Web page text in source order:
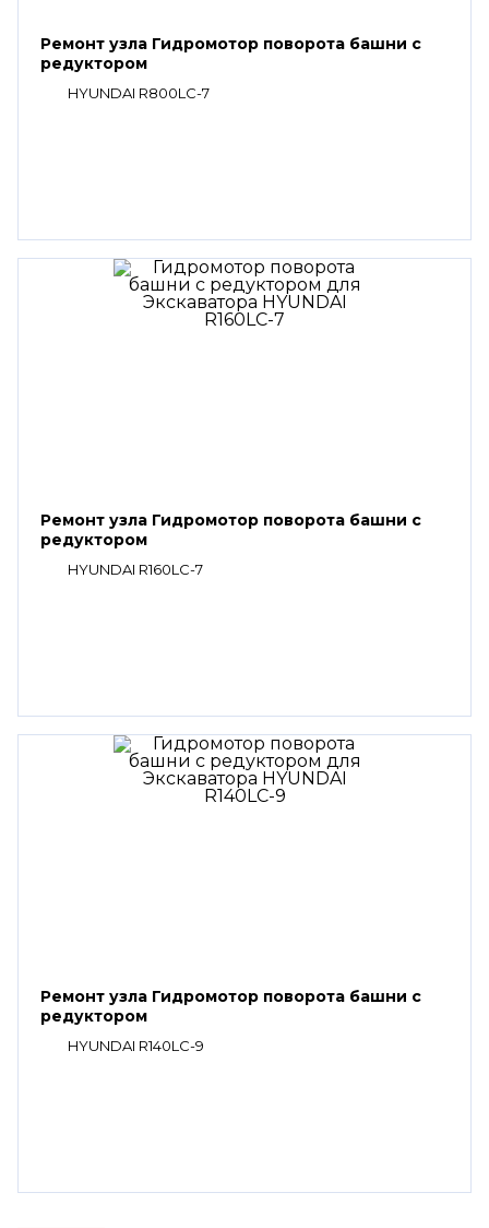
Ремонт узла Гидромотор поворота башни с
редуктором
HYUNDAI R800LC-7
Ремонт узла Гидромотор поворота башни с
редуктором
HYUNDAI R160LC-7
Ремонт узла Гидромотор поворота башни с
редуктором
HYUNDAI R140LC-9